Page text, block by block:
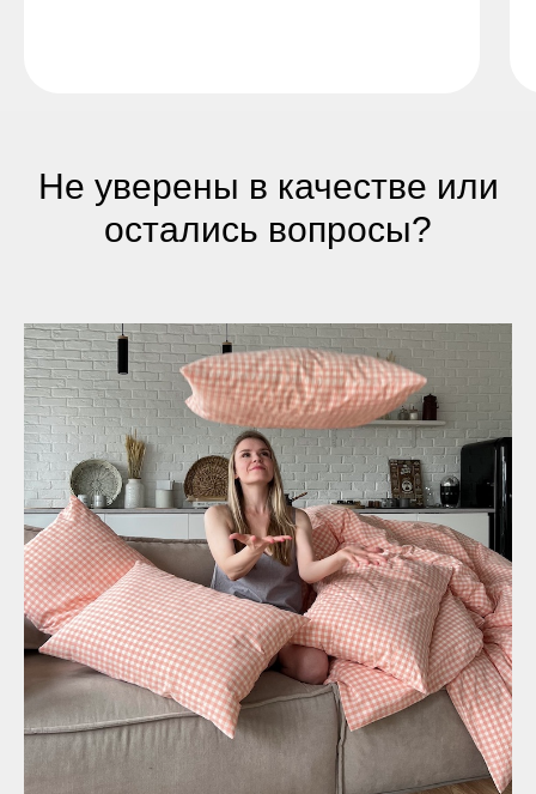
Не уверены в качестве или
остались вопросы?